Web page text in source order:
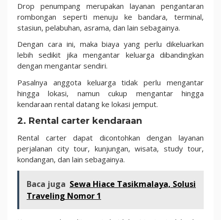
Drop penumpang merupakan layanan pengantaran
rombongan seperti menuju ke bandara, terminal,
stasiun, pelabuhan, asrama, dan lain sebagainya.
Dengan cara ini, maka biaya yang perlu dikeluarkan
lebih sedikit jika mengantar keluarga dibandingkan
dengan mengantar sendiri.
Pasalnya anggota keluarga tidak perlu mengantar
hingga lokasi, namun cukup mengantar hingga
kendaraan rental datang ke lokasi jemput.
2. Rental carter kendaraan
Rental carter dapat dicontohkan dengan layanan
perjalanan city tour, kunjungan, wisata, study tour,
kondangan, dan lain sebagainya.
Baca juga Sewa Hiace Tasikmalaya, Solusi
Traveling Nomor 1